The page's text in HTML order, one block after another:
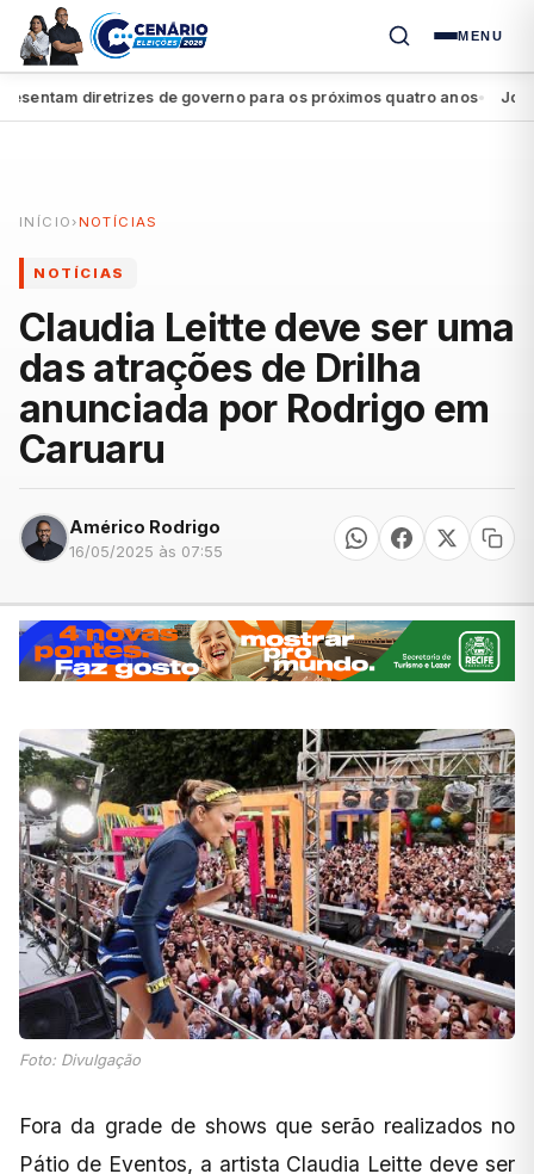
MENU
diretrizes de governo para os próximos quatro anos● João
INÍCIO ›NOTÍCIAS
NOTÍCIAS
Claudia Leitte deve ser uma
das atrações de Drilha
anunciada por Rodrigo em
Caruaru
Américo Rodrigo
16/05/2025 às 07:55
Foto: Divulgação
Fora da grade de shows que serão realizados no
Pátio de Eventos, a artista Claudia Leitte deve ser